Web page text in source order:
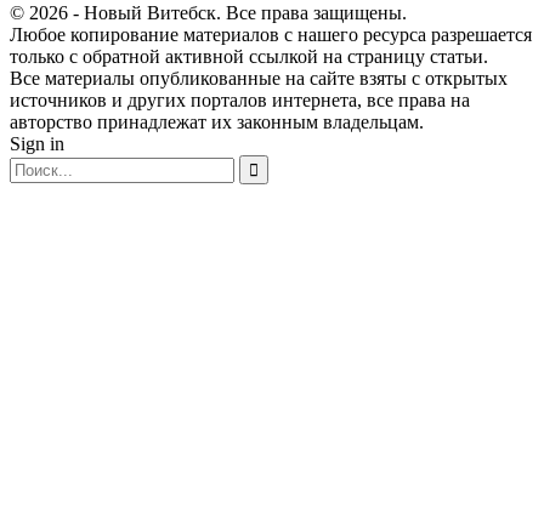
© 2026 - Новый Витебск. Все права защищены.
Любое копирование материалов с нашего ресурса разрешается
только с обратной активной ссылкой на страницу статьи.
Все материалы опубликованные на сайте взяты с открытых
источников и других порталов интернета, все права на
авторство принадлежат их законным владельцам.
Sign in